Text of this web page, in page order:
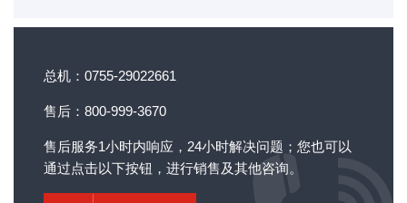
总机：0755-29022661
售后：800-999-3670
售后服务1小时内响应，24小时解决问题；您也可以
通过点击以下按钮，进行销售及其他咨询。